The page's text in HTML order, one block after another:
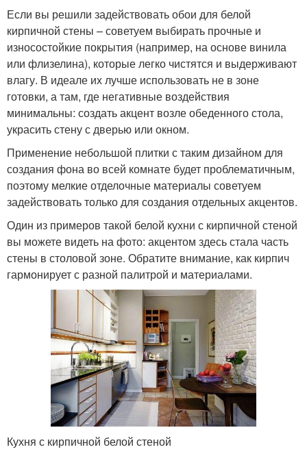
Если вы решили задействовать обои для белой
кирпичной стены – советуем выбирать прочные и
износостойкие покрытия (например, на основе винила
или флизелина), которые легко чистятся и выдерживают
влагу. В идеале их лучше использовать не в зоне
готовки, а там, где негативные воздействия
минимальны: создать акцент возле обеденного стола,
украсить стену с дверью или окном.
Применение небольшой плитки с таким дизайном для
создания фона во всей комнате будет проблематичным,
поэтому мелкие отделочные материалы советуем
задействовать только для создания отдельных акцентов.
Один из примеров такой белой кухни с кирпичной стеной
вы можете видеть на фото: акцентом здесь стала часть
стены в столовой зоне. Обратите внимание, как кирпич
гармонирует с разной палитрой и материалами.
Кухня с кирпичной белой стеной